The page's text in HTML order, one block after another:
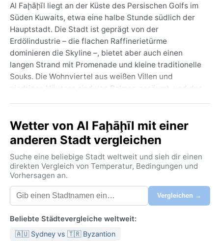
Al Faḩāḩīl liegt an der Küste des Persischen Golfs im
Süden Kuwaits, etwa eine halbe Stunde südlich der
Hauptstadt. Die Stadt ist geprägt von der
Erdölindustrie – die flachen Raffinerietürme
dominieren die Skyline –, bietet aber auch einen
langen Strand mit Promenade und kleine traditionelle
Souks. Die Wohnviertel aus weißen Villen und
niedrigen Häusern sind von Palmen gesäumt, und das
der Wüste und das türkisfarbene Wasser schaffen
eine eigenwillige Ruhe, die den Lärm der Bohrtürme
vergessen lässt.
Das Klima nach Köppen gehört zur Klasse BWh –
trockenes Wüstenheißklima. Die Sommer sind extrem:
Von Mai bis Oktober klettern die Temperaturen
regelmäßig über 45 °C, nachts sinken sie kaum unter
drückend sein, Regen fällt praktisch nie – im
Durchschnitt weniger als 100 Millimeter im Jahr. Die
Wetter von Al Faḩāḩīl mit einer
anderen Stadt vergleichen
Suche eine beliebige Stadt weltweit und sieh dir einen
direkten Vergleich von Temperatur, Bedingungen und
Vorhersagen an.
Vergleichen →
Beliebte Städtevergleiche weltweit:
🇦🇺 Sydney vs 🇹🇷 Byzantion